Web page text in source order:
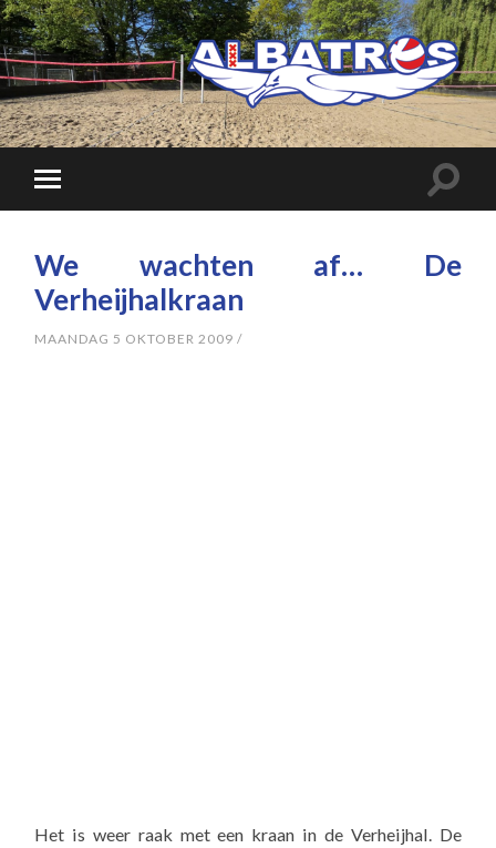
We wachten af… De
Verheijhalkraan
MAANDAG 5 OKTOBER 2009 /
Het is weer raak met een kraan in de Verheijhal. De